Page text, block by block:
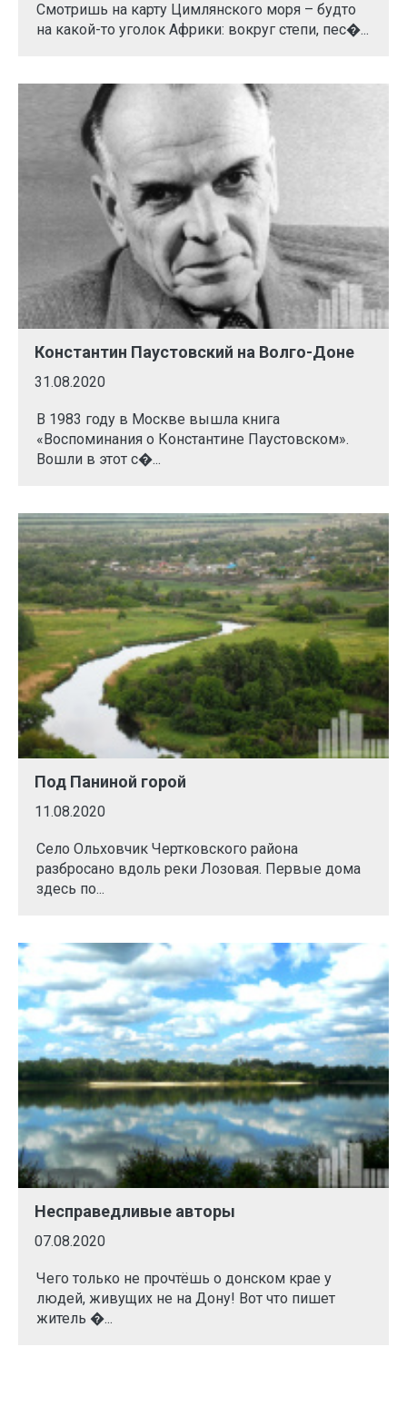
Смотришь на карту Цимлянского моря – будто
на какой-то уголок Африки: вокруг степи, пес�...
Константин Паустовский на Волго-Доне
31.08.2020
В 1983 году в Москве вышла книга
«Воспоминания о Константине Паустовском».
Вошли в этот с�...
Под Паниной горой
11.08.2020
Село Ольховчик Чертковского района
разбросано вдоль реки Лозовая. Первые дома
здесь по...
Несправедливые авторы
07.08.2020
Чего только не прочтёшь о донском крае у
людей, живущих не на Дону! Вот что пишет
житель �...